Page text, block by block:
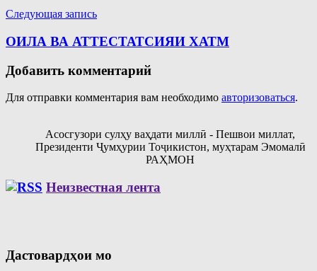
Следующая запись
ОИЛА ВА АТТЕСТАТСИЯИ ХАТМ
Добавить комментарий
Для отправки комментария вам необходимо авторизоваться.
Асосгузори сулҳу ваҳдати миллӣ - Пешвои миллат,
Президенти Ҷумҳурии Тоҷикистон, муҳтарам Эмомалӣ
РАҲМОН
Неизвестная лента
Дастовардҳои мо